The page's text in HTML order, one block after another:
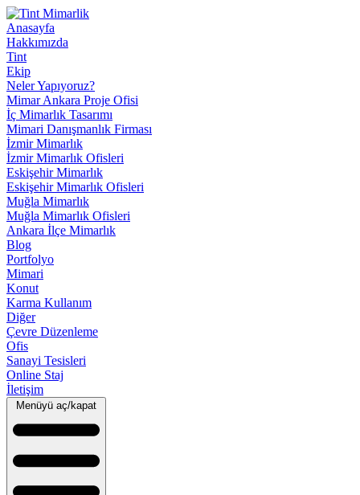
Anasayfa
Hakkımızda
Tint
Ekip
Neler Yapıyoruz?
Mimar Ankara Proje Ofisi
İç Mimarlık Tasarımı
Mimari Danışmanlık Firması
İzmir Mimarlık
İzmir Mimarlık Ofisleri
Eskişehir Mimarlık
Eskişehir Mimarlık Ofisleri
Muğla Mimarlık
Muğla Mimarlık Ofisleri
Ankara İlçe Mimarlık
Blog
Portfolyo
Mimari
Konut
Karma Kullanım
Diğer
Çevre Düzenleme
Ofis
Sanayi Tesisleri
Online Staj
İletişim
Menüyü aç/kapat